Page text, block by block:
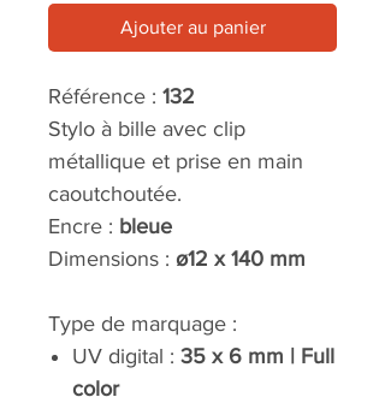
Ajouter au panier
Référence : 132
Stylo à bille avec clip
métallique et prise en main
caoutchoutée.
Encre : bleue
Dimensions : ø12 x 140 mm
Type de marquage :
UV digital : 35 x 6 mm | Full
color